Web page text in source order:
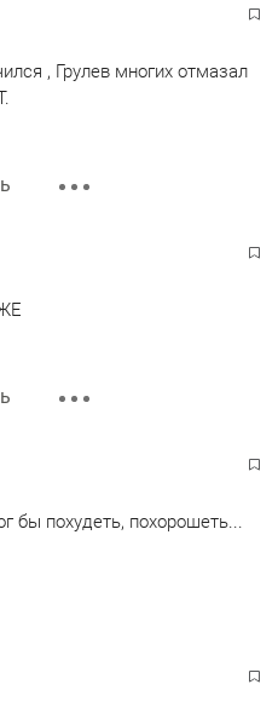
, Грулев многих отмазал
бы похудеть, похорошеть...